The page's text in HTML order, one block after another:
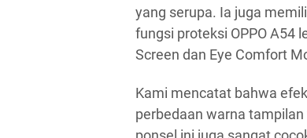
yang serupa. Ia juga
fungsi proteksi OPPO A54
Screen dan Eye Comfort
Kami mencatat bahwa
perbedaan warna